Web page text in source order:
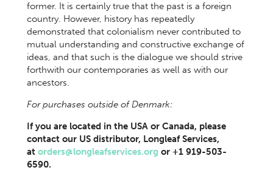
former. It is certainly true that the past is a foreign
country. However, history has repeatedly
demonstrated that colonialism never contributed to
mutual understanding and constructive exchange of
ideas, and that such is the dialogue we should strive
forthwith our contemporaries as well as with our
ancestors.
For purchases outside of Denmark:
If you are located in the USA or Canada, please
contact our US distributor, Longleaf Services,
at orders@longleafservices.org or +1 919-503-
6590.